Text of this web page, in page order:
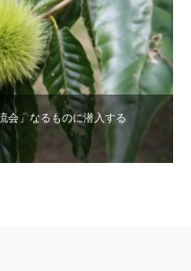
会」なるものに潜入する